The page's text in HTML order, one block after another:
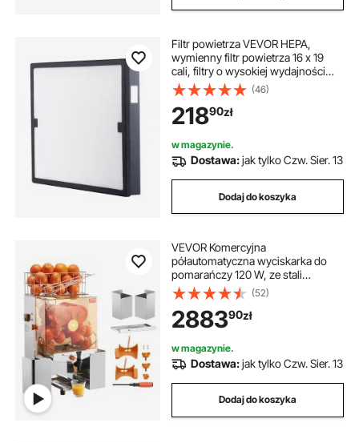
Filtr powietrza VEVOR HEPA,
wymienny filtr powietrza 16 x 19
cali, filtry o wysokiej wydajności
poziomu 3, kompatybilny z
oczyszczaczami powietrza BlueDri i
VEVOR, oczyszczaczami
powietrza, sprzętem do usuwania
szkód spowodowanych wodą
(46)
21890zł
w magazynie.
Dostawa:jak tylko Czw. Sier. 13
Dodaj do koszyka
VEVOR Komercyjna
półautomatyczna wyciskarka do
pomarańczy 120 W, ze stali
nierdzewnej, wyciskająca do 20
pomarańczy na minutę, z kranem i
pokrywą z poliwęglanu.
Komercyjna elektryczna wyciskarka
do cytrusów.
(52)
288390zł
w magazynie.
Dostawa:jak tylko Czw. Sier. 13
Dodaj do koszyka